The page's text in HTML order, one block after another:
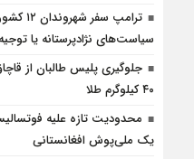
ترامپ
سیاست‌های نژادپرستانه یا
۴۰ کیلوگرم طلا
محدودیت تازه علیه
یک ملی‌پوش افغانستانی